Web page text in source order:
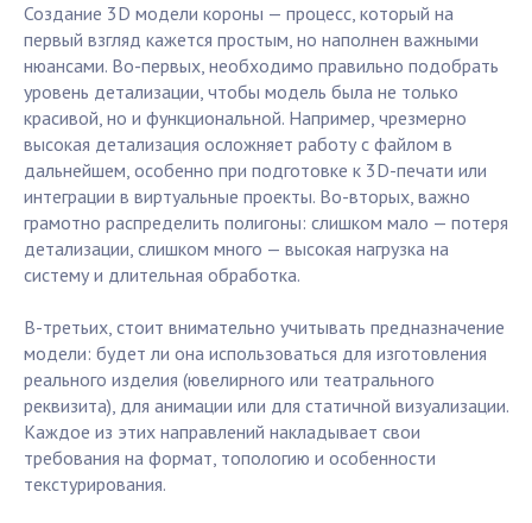
Создание 3D модели короны — процесс, который на
первый взгляд кажется простым, но наполнен важными
нюансами. Во-первых, необходимо правильно подобрать
уровень детализации, чтобы модель была не только
красивой, но и функциональной. Например, чрезмерно
высокая детализация осложняет работу с файлом в
дальнейшем, особенно при подготовке к 3D-печати или
интеграции в виртуальные проекты. Во-вторых, важно
грамотно распределить полигоны: слишком мало — потеря
детализации, слишком много — высокая нагрузка на
систему и длительная обработка.
В-третьих, стоит внимательно учитывать предназначение
модели: будет ли она использоваться для изготовления
реального изделия (ювелирного или театрального
реквизита), для анимации или для статичной визуализации.
Каждое из этих направлений накладывает свои
требования на формат, топологию и особенности
текстурирования.